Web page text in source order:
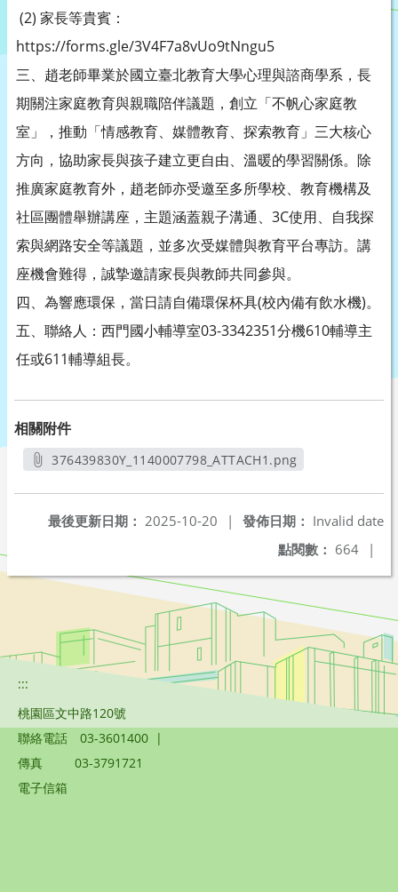
(2) 家長等貴賓：
https://forms.gle/3V4F7a8vUo9tNngu5
三、趙老師畢業於國立臺北教育大學心理與諮商學系，長
期關注家庭教育與親職陪伴議題，創立「不帆心家庭教
室」，推動「情感教育、媒體教育、探索教育」三大核心
方向，協助家長與孩子建立更自由、溫暖的學習關係。除
推廣家庭教育外，趙老師亦受邀至多所學校、教育機構及
社區團體舉辦講座，主題涵蓋親子溝通、3C使用、自我探
索與網路安全等議題，並多次受媒體與教育平台專訪。講
座機會難得，誠摯邀請家長與教師共同參與。
四、為響應環保，當日請自備環保杯具(校內備有飲水機)。
五、聯絡人：西門國小輔導室03-3342351分機610輔導主
任或611輔導組長。
相關附件
376439830Y_1140007798_ATTACH1.png
發佈日期： Invalid date
最後更新日期： 2025-10-20
|
點閱數： 664 |
:::
桃園區文中路120號
聯絡電話
03-3601400 |
傳真
03-3791721
電子信箱